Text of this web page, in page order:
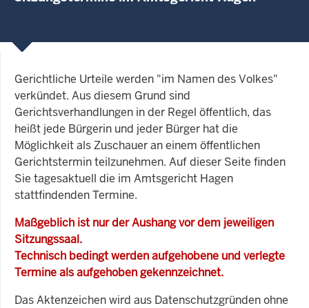
Gerichtliche Urteile werden "im Namen des Volkes"
verkündet. Aus diesem Grund sind
Gerichtsverhandlungen in der Regel öffentlich, das
heißt jede Bürgerin und jeder Bürger hat die
Möglichkeit als Zuschauer an einem öffentlichen
Gerichtstermin teilzunehmen. Auf dieser Seite finden
Sie tagesaktuell die im Amtsgericht Hagen
stattfindenden Termine.
Maßgeblich ist nur der Aushang vor dem jeweiligen
Sitzungssaal.
Technisch bedingt werden aufgehobene und verlegte
Termine als aufgehoben gekennzeichnet.
Das Aktenzeichen wird aus Datenschutzgründen ohne